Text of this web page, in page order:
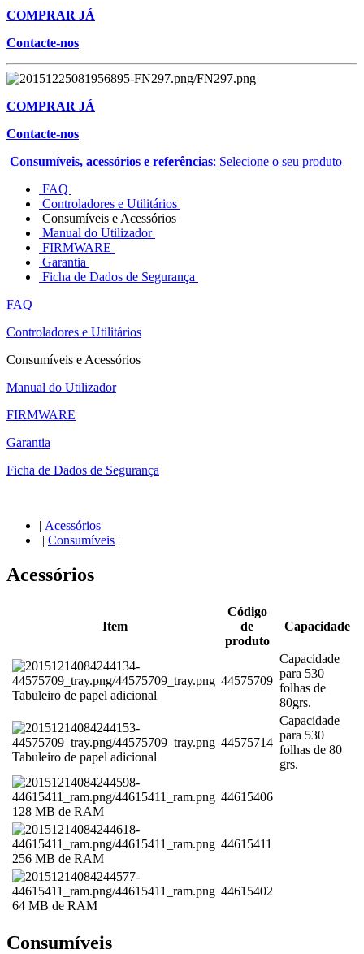
COMPRAR JÁ
Contacte-nos
COMPRAR JÁ
Contacte-nos
Consumíveis, acessórios e referências: Selecione o seu produto
FAQ
Controladores e Utilitários
Consumíveis e Acessórios
Manual do Utilizador
FIRMWARE
Garantia
Ficha de Dados de Segurança
FAQ
Controladores e Utilitários
Consumíveis e Acessórios
Manual do Utilizador
FIRMWARE
Garantia
Ficha de Dados de Segurança
| Acessórios
| Consumíveis |
Acessórios
Item
Código
de
produto
Capacidade
Tabuleiro de papel adicional
44575709
Capacidade
para 530
folhas de
80grs.
Tabuleiro de papel adicional
44575714
Capacidade
para 530
folhas de 80
grs.
128 MB de RAM
44615406
256 MB de RAM
44615411
64 MB de RAM
44615402
Consumíveis